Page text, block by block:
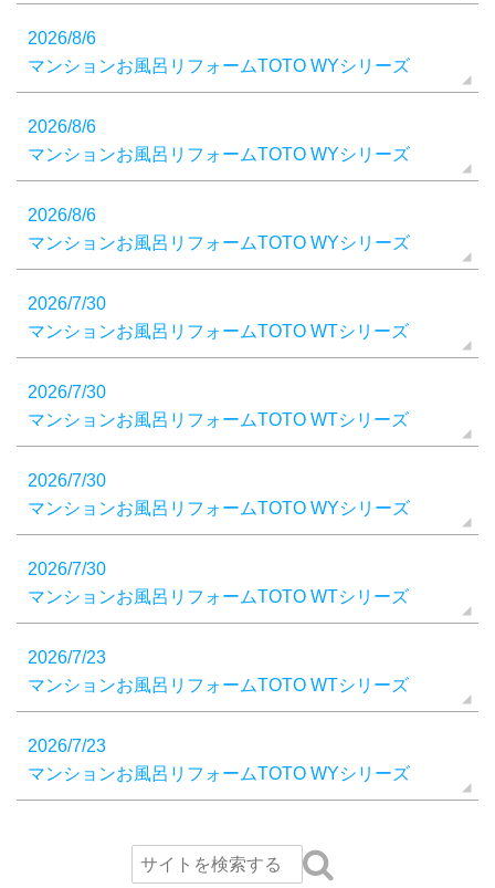
2026/8/6
マンションお風呂リフォームTOTO WYシリーズ
2026/8/6
マンションお風呂リフォームTOTO WYシリーズ
2026/8/6
マンションお風呂リフォームTOTO WYシリーズ
2026/7/30
マンションお風呂リフォームTOTO WTシリーズ
2026/7/30
マンションお風呂リフォームTOTO WTシリーズ
2026/7/30
マンションお風呂リフォームTOTO WYシリーズ
2026/7/30
マンションお風呂リフォームTOTO WTシリーズ
2026/7/23
マンションお風呂リフォームTOTO WTシリーズ
2026/7/23
マンションお風呂リフォームTOTO WYシリーズ